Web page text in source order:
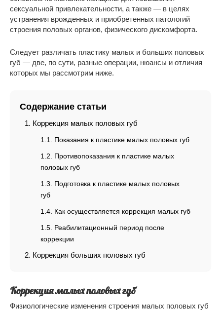
сексуальной привлекательности, а также — в целях
устранения врожденных и приобретенных патологий
строения половых органов, физического дискомфорта.
Следует различать пластику малых и больших половых
губ — две, по сути, разные операции, нюансы и отличия
которых мы рассмотрим ниже.
Содержание статьи
Коррекция малых половых губ
Показания к пластике малых половых губ
Противопоказания к пластике малых
половых губ
Подготовка к пластике малых половых
губ
Как осуществляется коррекция малых губ
Реабилитационный период после
коррекции
Коррекция больших половых губ
Коррекция малых половых губ
Физиологические изменения строения малых половых губ